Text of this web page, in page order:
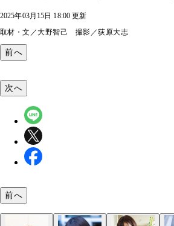
2025年03月15日 18:00 更新
取材・文／大野智己 撮影／荻原大志
前へ
次へ
前へ